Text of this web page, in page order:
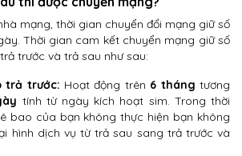
mạng, thời gian chuyển đổi mạng giữ số
Thời gian cam kết chuyển mạng giữ số
trước và trả sau như sau:
trả trước: Hoạt động trên 6 tháng tương
tính từ ngày kích hoạt sim. Trong thời
bao của bạn không thực hiện bạn không
hình dịch vụ từ trả sau sang trả trước và